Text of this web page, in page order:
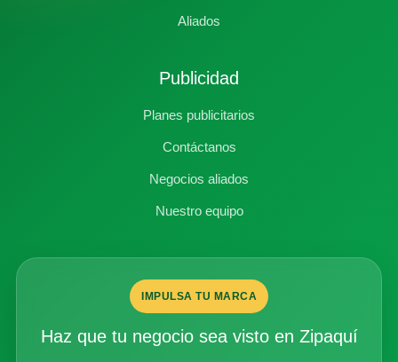
Aliados
Publicidad
Planes publicitarios
Contáctanos
Negocios aliados
Nuestro equipo
IMPULSA TU MARCA
Haz que tu negocio sea visto en Zipaquí